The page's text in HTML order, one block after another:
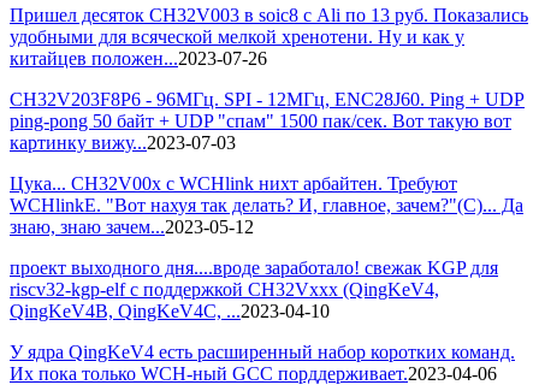
Пришел десяток CH32V003 в soic8 с Ali по 13 руб. Показались
удобными для всяческой мелкой хренотени. Ну и как у
китайцев положен...2023-07-26
СH32V203F8P6 - 96МГц. SPI - 12MГц, ENC28J60. Ping + UDP
ping-pong 50 байт + UDP "спам" 1500 пак/сек. Вот такую вот
картинку вижу...2023-07-03
Цука... CH32V00x с WCHlink нихт арбайтен. Требуют
WCHlinkE. "Вот нахуя так делать? И, главное, зачем?"(С)... Да
знаю, знаю зачем...2023-05-12
проект выходного дня....вроде заработало! свежак KGP для
riscv32-kgp-elf с поддержкой CH32Vxxx (QingKeV4,
QingKeV4B, QingKeV4C, ...2023-04-10
У ядра QingKeV4 есть расширенный набор коротких команд.
Их пока только WCH-ный GCC порддерживает.2023-04-06